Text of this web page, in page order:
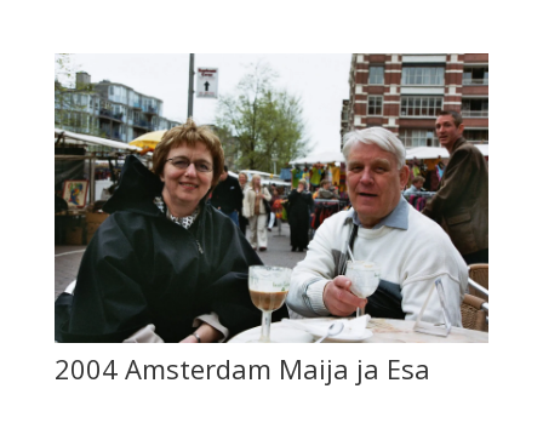
2004 Amsterdam Maija ja Esa